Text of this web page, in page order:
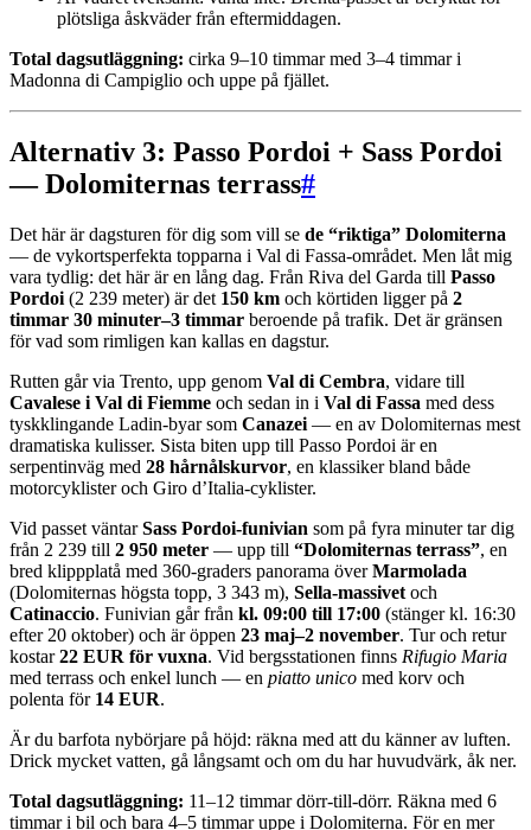
plötsliga åskväder från eftermiddagen.
Total dagsutläggning: cirka 9–10 timmar med 3–4 timmar i
Madonna di Campiglio och uppe på fjället.
Alternativ 3: Passo Pordoi + Sass Pordoi
— Dolomiternas terrass#
Det här är dagsturen för dig som vill se de “riktiga” Dolomiterna
— de vykortsperfekta topparna i Val di Fassa-området. Men låt mig
vara tydlig: det här är en lång dag. Från Riva del Garda till Passo
Pordoi (2 239 meter) är det 150 km och körtiden ligger på 2
timmar 30 minuter–3 timmar beroende på trafik. Det är gränsen
för vad som rimligen kan kallas en dagstur.
Rutten går via Trento, upp genom Val di Cembra, vidare till
Cavalese i Val di Fiemme och sedan in i Val di Fassa med dess
tyskklingande Ladin-byar som Canazei — en av Dolomiternas mest
dramatiska kulisser. Sista biten upp till Passo Pordoi är en
serpentinväg med 28 hårnålskurvor, en klassiker bland både
motorcyklister och Giro d’Italia-cyklister.
Vid passet väntarSass Pordoi-funivian som på fyra minuter tar dig
från 2 239 till 2 950 meter — upp till “Dolomiternas terrass”, en
bred klippplatå med 360-graders panorama överMarmolada
(Dolomiternas högsta topp, 3 343 m), Sella-massivet och
Catinaccio. Funivian går från kl. 09:00 till 17:00 (stänger kl. 16:30
efter 20 oktober) och är öppen 23 maj–2 november. Tur och retur
kostar22 EUR för vuxna. Vid bergsstationen finns Rifugio Maria
med terrass och enkel lunch — en piatto unico med korv och
polenta för 14 EUR.
Är du barfota nybörjare på höjd: räkna med att du känner av luften.
Drick mycket vatten, gå långsamt och om du har huvudvärk, åk ner.
Total dagsutläggning: 11–12 timmar dörr-till-dörr. Räkna med 6
timmar i bil och bara 4–5 timmar uppe i Dolomiterna. För en mer